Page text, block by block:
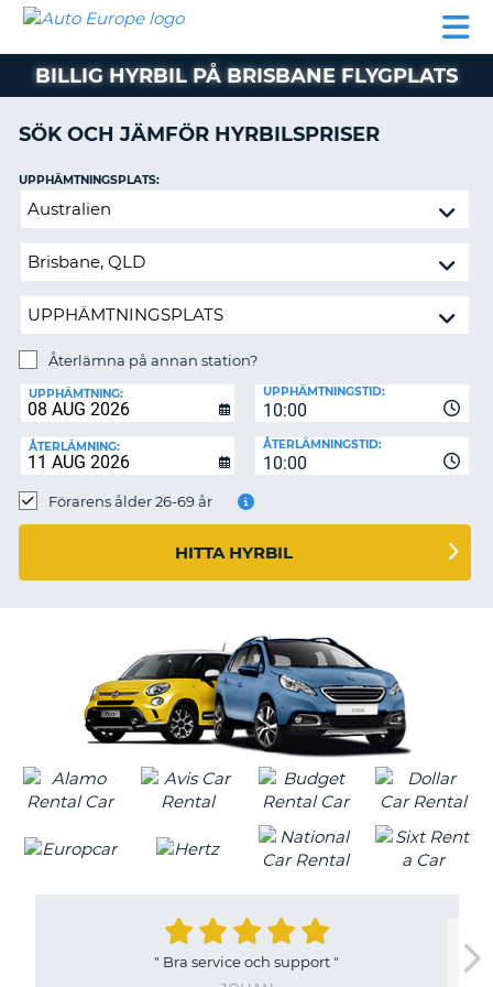
HYRBIL
HYRA
PARTNER
AUTO
EUROPE
HYRBIL
HYRA
HUSBIL
MIN
MEDLEMSINFORMATION
BOKNING
SVERIGE
BILLIG HYRBIL PÅ BRISBANE FLYGPLATS
SÖK OCH JÄMFÖR HYRBILSPRISER
Återlämna
annan
UPPHÄMTNINGSPLATS:
Återlämna på annan station?
UPPHÄMTNING:
10:00
UPPHÄMTNINGSTID:
ÅTERLÄMNING:
10:00
ÅTERLÄMNINGSTID:
Förarens ålder 26-69 år
HITTA HYRBIL
" Bra service och support "